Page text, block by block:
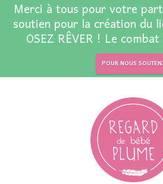
Merci à tous pour votre
soutien pour la création du
OSEZ RÊVER ! Le
POUR NOUS